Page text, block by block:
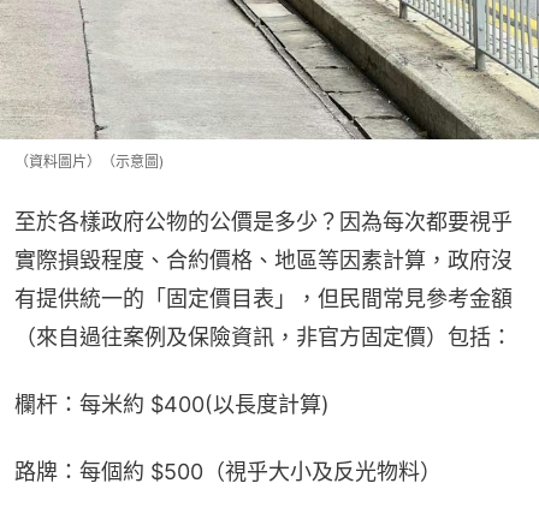
（資料圖片）（示意圖)
至於各樣政府公物的公價是多少？因為每次都要視乎
實際損毀程度、合約價格、地區等因素計算，政府沒
有提供統一的「固定價目表」，但民間常見參考金額
（來自過往案例及保險資訊，非官方固定價）包括：
欄杆：每米約 $400(以長度計算)
路牌：每個約 $500（視乎大小及反光物料）